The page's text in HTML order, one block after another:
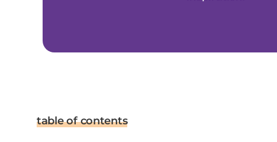
table of contents